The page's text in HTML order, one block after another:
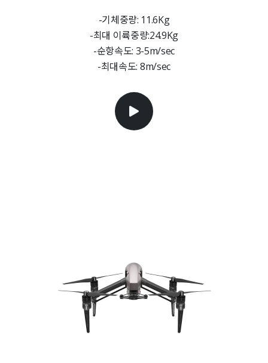
-기체중량: 11.6Kg
-최대 이륙중량:24.9Kg
-순항속도: 3-5m/sec
-최대속도: 8m/sec